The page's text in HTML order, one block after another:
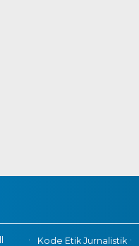
Kode Etik Jurnalistik